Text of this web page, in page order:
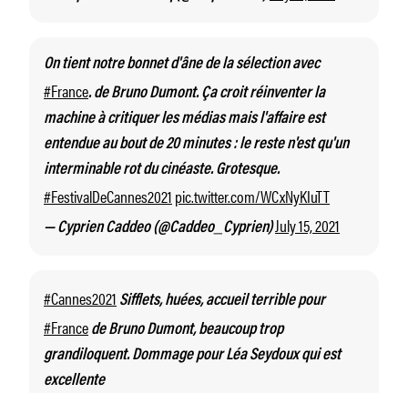
On tient notre bonnet d'âne de la sélection avec
#France. de Bruno Dumont. Ça croit réinventer la
machine à critiquer les médias mais l'affaire est
entendue au bout de 20 minutes : le reste n'est qu'un
interminable rot du cinéaste. Grotesque.
#FestivalDeCannes2021pic.twitter.com/WCxNyKIuTT
— Cyprien Caddeo (@Caddeo_Cyprien)July 15, 2021
#Cannes2021 Sifflets, huées, accueil terrible pour
#France de Bruno Dumont, beaucoup trop
grandiloquent. Dommage pour Léa Seydoux qui est
excellente